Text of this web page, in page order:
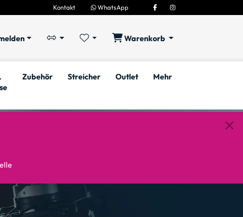
Kontakt WhatsApp
Warenkorb
Zubehör Streicher Outlet Mehr